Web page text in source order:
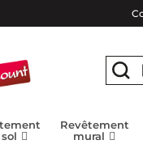
Revêtement
mural